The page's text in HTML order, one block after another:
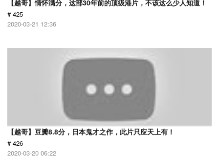
【越哥】情怀满分，这部30年前的顶级港片，不该这么少人知道！
# 425
2020-03-21 12:36
【越哥】豆瓣8.8分，日本鬼才之作，此片只应天上有！
# 426
2020-03-20 06:22